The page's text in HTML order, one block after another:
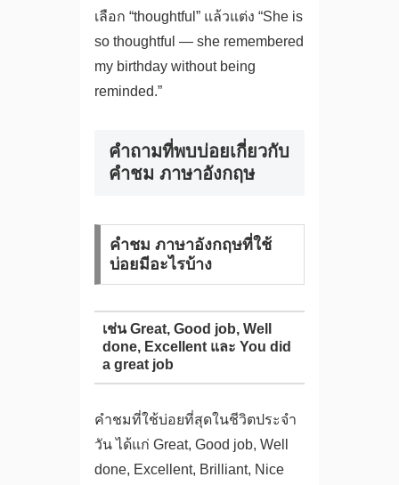
เลือก “thoughtful” แล้วแต่ง “She is
so thoughtful — she remembered
my birthday without being
reminded.”
คำถามที่พบบ่อยเกี่ยวกับ
คําชม ภาษาอังกฤษ
คําชม ภาษาอังกฤษที่ใช้
บ่อยมีอะไรบ้าง
เช่น Great, Good job, Well
done, Excellent และ You did
a great job
คำชมที่ใช้บ่อยที่สุดในชีวิตประจำ
วัน ได้แก่ Great, Good job, Well
done, Excellent, Brilliant, Nice